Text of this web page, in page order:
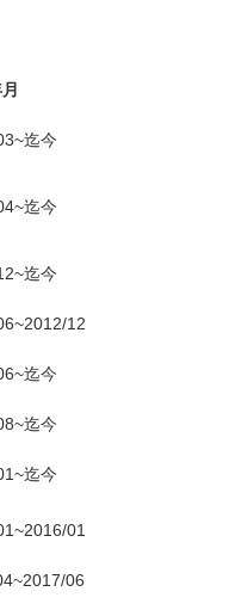
迄今
迄今
迄今
12
迄今
迄今
迄今
01
06